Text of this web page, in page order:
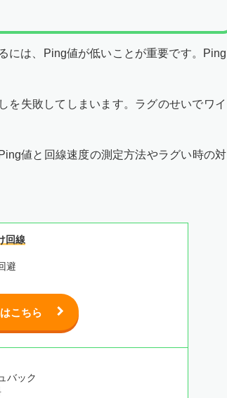
には、Ping値が低いことが重要です。Ping
を失敗してしまいます。ラグのせいでワイ
値と回線速度の測定方法やラグい時の対
回線
避
こちら
バック